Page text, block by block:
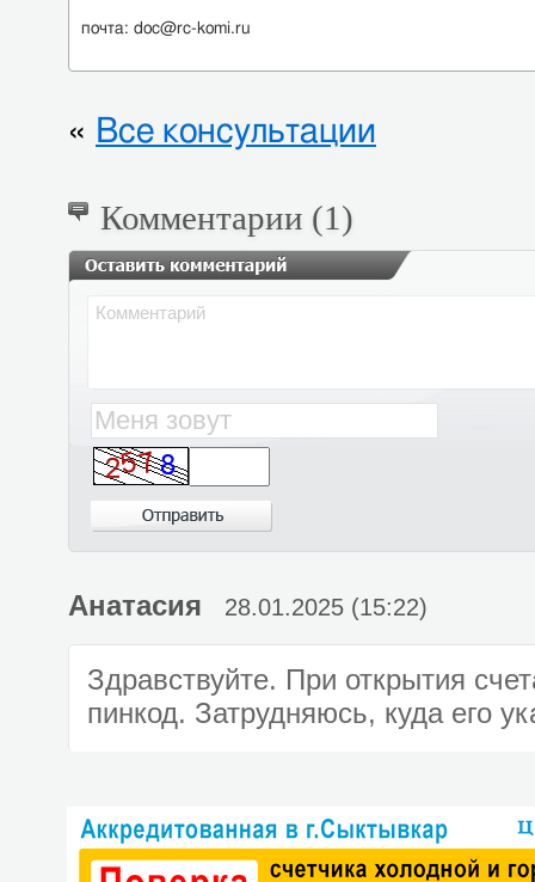
почта: doc@rc-komi.ru
« Все консультации
Комментарии (1)
Анатасия 28.01.2025 (15:22)
Здравствуйте. При открытия
пинкод. Затрудняюсь, куда его